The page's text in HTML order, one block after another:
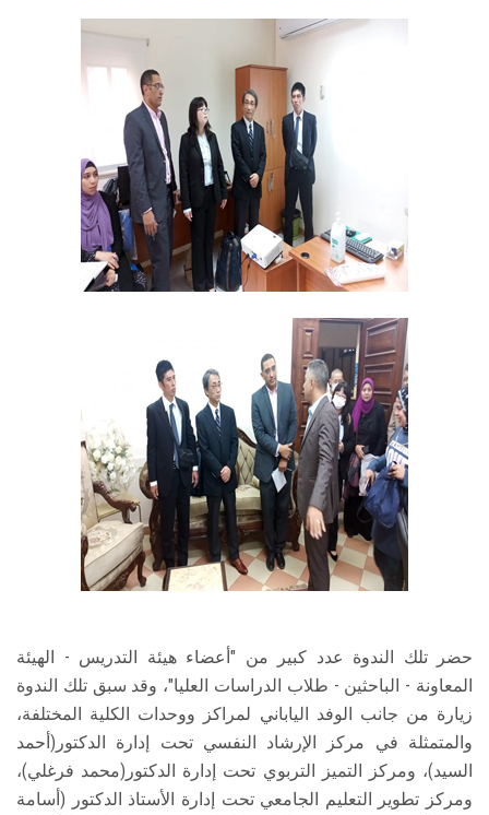
حضر تلك الندوة عدد كبير من "أعضاء هيئة التدريس - الهيئة
المعاونة - الباحثين - طلاب الدراسات العليا"، وقد سبق تلك الندوة
زيارة من جانب الوفد الياباني لمراكز ووحدات الكلية المختلفة،
والمتمثلة في مركز الإرشاد النفسي تحت إدارة الدكتور(أحمد
السيد)، ومركز التميز التربوي تحت إدارة الدكتور(محمد فرغلي)،
ومركز تطوير التعليم الجامعي تحت إدارة الأستاذ الدكتور (أسامة